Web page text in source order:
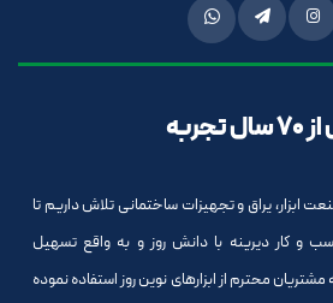
تجربه
ابزار، یراق و تجهیزات ساختمانی تلاش داریم تا
و کار دیرینه با دانش روز و به واقع تسهیل
محترم از ابزارهای نوین روز استفاده نموده